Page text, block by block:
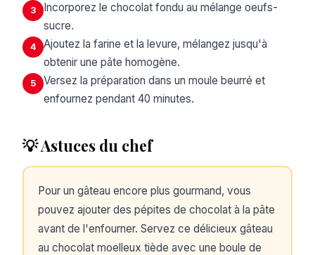
3
Incorporez le chocolat fondu au mélange oeufs-
sucre.
4
Ajoutez la farine et la levure, mélangez jusqu'à
obtenir une pâte homogène.
5
Versez la préparation dans un moule beurré et
enfournez pendant 40 minutes.
💡 Astuces du chef
Pour un gâteau encore plus gourmand, vous
pouvez ajouter des pépites de chocolat à la pâte
avant de l'enfourner. Servez ce délicieux gâteau
au chocolat moelleux tiède avec une boule de